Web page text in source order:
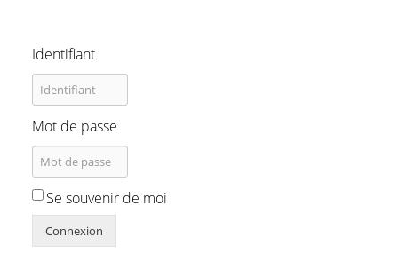
Identifiant
Mot de passe
Se souvenir de moi
Connexion